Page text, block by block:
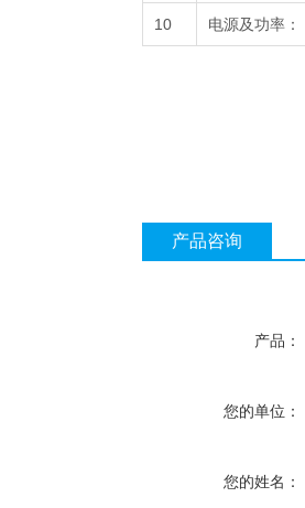
10 电源及功率：
产品咨询
产品：
您的单位：
您的姓名：